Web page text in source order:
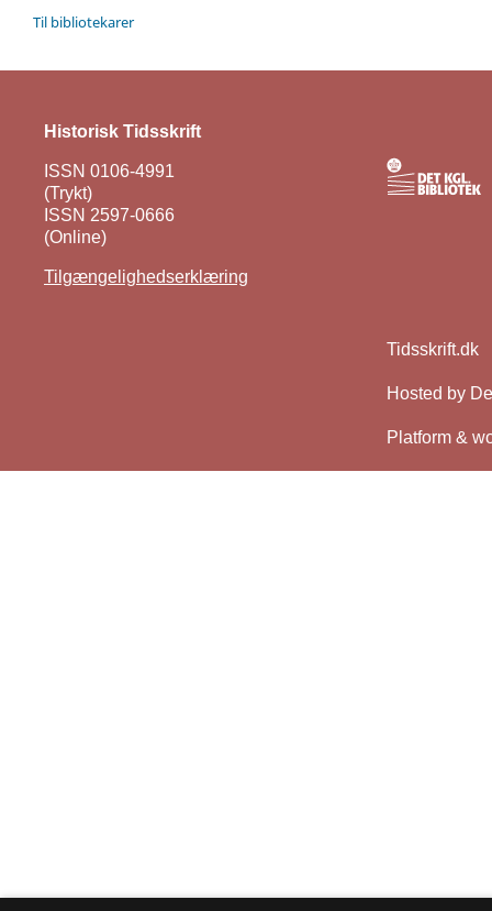
Til bibliotekarer
Historisk Tidsskrift
ISSN 0106-4991
(Trykt)
ISSN 2597-0666
(Online)
Tilgængelighedserklæring